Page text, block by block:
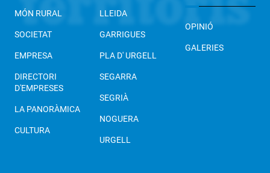
MÓN RURAL
SOCIETAT
EMPRESA
DIRECTORI
D'EMPRESES
LA PANORÀMICA
CULTURA
LLEIDA
GARRIGUES
PLA D' URGELL
SEGARRA
SEGRIÀ
NOGUERA
URGELL
OPINIÓ
GALERIES